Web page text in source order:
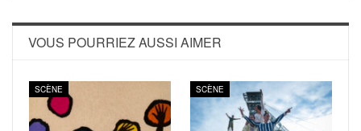
VOUS POURRIEZ AUSSI AIMER
SCÈNE SCÈNE